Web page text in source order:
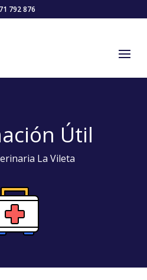
792 876
Útil
La Vileta